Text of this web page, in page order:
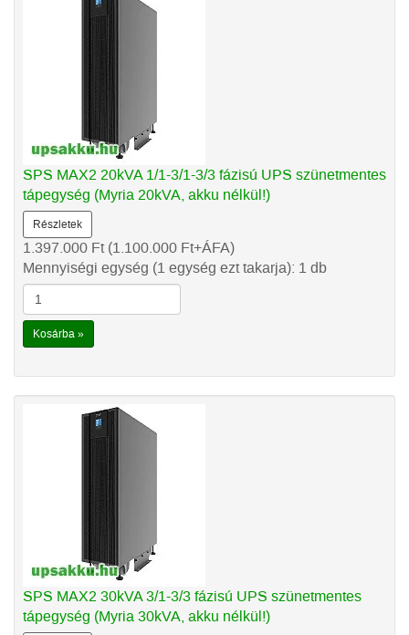
SPS MAX2 20kVA 1/1-3/1-3/3 fázisú UPS szünetmentes
tápegység (Myria 20kVA, akku nélkül!)
Részletek
1.397.000 Ft(1.100.000 Ft+ÁFA)
Mennyiségi egység (1 egység ezt takarja): 1 db
Kosárba »
SPS MAX2 30kVA 3/1-3/3 fázisú UPS szünetmentes
tápegység (Myria 30kVA, akku nélkül!)